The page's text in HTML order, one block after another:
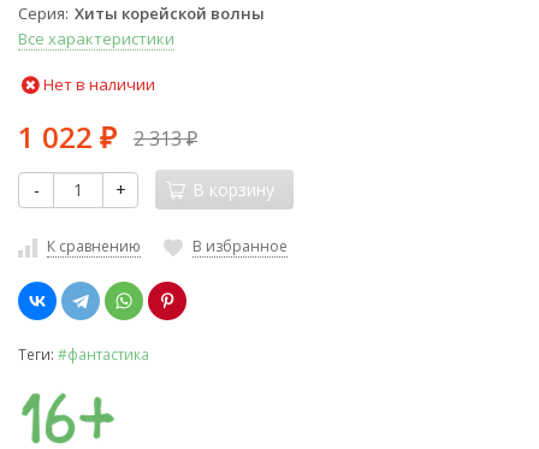
Серия Хиты корейской волны
Все характеристики
Нет в наличии
1 022 ₽ 2 313₽
- + В корзину
К сравнению В избранное
Теги: #фантастика